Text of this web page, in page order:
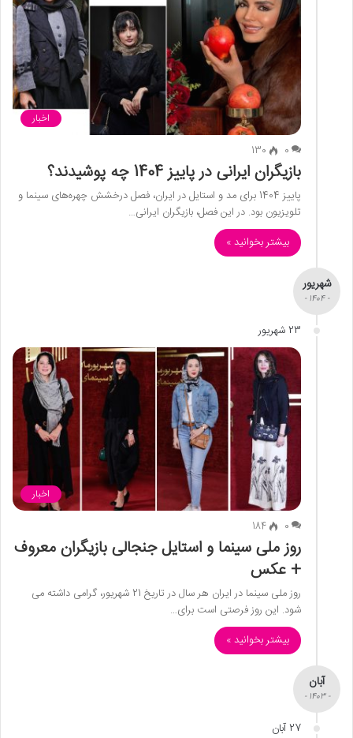
اخبار
0
130
بازیگران ایرانی در پاییز 1404 چه پوشیدند؟
پاییز 1404 برای مد و استایل در ایران، فصل درخشش چهره‌های سینما و
تلویزیون بود. در این فصل، بازیگران ایرانی…
بیشتر بخوانید »
شهریور
- 1404 -
23 شهریور
اخبار
0
184
روز ملی سینما و استایل جنجالی بازیگران معروف
+ عکس
روز ملی سینما در ایران هر سال در تاریخ 21 شهریور، گرامی داشته می
شود. این روز فرصتی است برای…
بیشتر بخوانید »
آبان
- 1403 -
27 آبان